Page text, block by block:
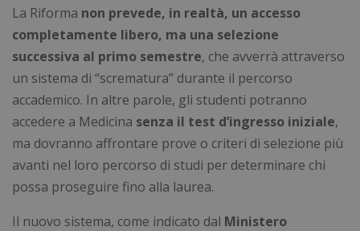
La Riforma non prevede, in realtà, un accesso
completamente libero, ma una selezione
successiva al primo semestre, che avverrà attraverso
un sistema di “scrematura” durante il percorso
accademico. In altre parole, gli studenti potranno
accedere a Medicina senza il test d’ingresso iniziale,
ma dovranno affrontare prove o criteri di selezione più
avanti nel loro percorso di studi per determinare chi
possa proseguire fino alla laurea.
Il nuovo sistema, come indicato dal Ministero